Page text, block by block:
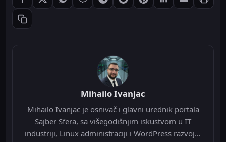
Podeli: Facebook
Podeli: XPodeli: WhatsApp
Podeli: Viber
Podeli: Telegram
Podeli: Reddit
Podeli: Pinterest
Podeli: LinkedIn
Podeli:
Kopiraj link
Mihailo Ivanjac
Mihailo Ivanjac je osnivač i glavni urednik portala
Sajber Sfera, sa višegodišnjim iskustvom u IT
industriji, Linux administraciji i WordPress razvoju.